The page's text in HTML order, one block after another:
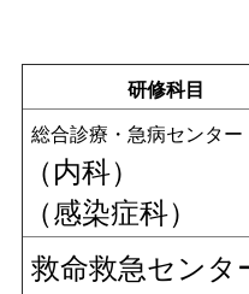
研修科目
総合診療・急病センター
（内科）
（感染症科）
救命救急センタ